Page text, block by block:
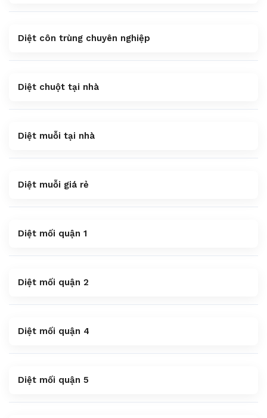
Diệt côn trùng chuyên nghiệp
Diệt chuột tại nhà
Diệt muỗi tại nhà
Diệt muỗi giá rẻ
Diệt mối quận 1
Diệt mối quận 2
Diệt mối quận 4
Diệt mối quận 5